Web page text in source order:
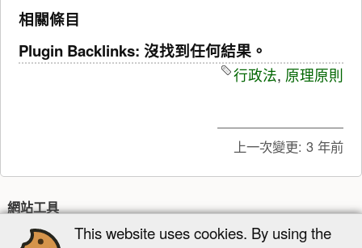
相關條目
Plugin Backlinks: 沒找到任何結果。
行政法, 原理原則
上一次變更: 3 年前
網站工具
最近更新 多媒體管理器 網站地圖
This website uses cookies. By using the